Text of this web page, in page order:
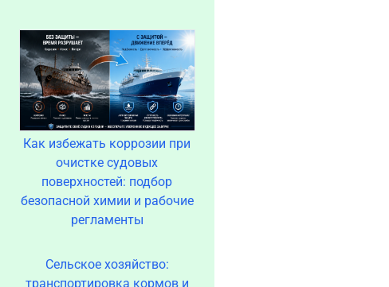
Как избежать коррозии при
очистке судовых
поверхностей: подбор
безопасной химии и рабочие
регламенты
Сельское хозяйство:
транспортировка кормов и